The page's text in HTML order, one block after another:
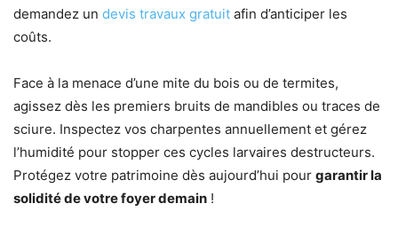
demandez un devis travaux gratuit afin d’anticiper les
coûts.
Face à la menace d’une mite du bois ou de termites,
agissez dès les premiers bruits de mandibles ou traces de
sciure. Inspectez vos charpentes annuellement et gérez
l’humidité pour stopper ces cycles larvaires destructeurs.
Protégez votre patrimoine dès aujourd’hui pour garantir la
solidité de votre foyer demain !